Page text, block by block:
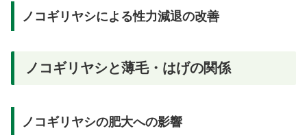
ノコギリヤシによる性力減退の改善
ノコギリヤシと薄毛・はげの関係
ノコギリヤシの肥大への影響